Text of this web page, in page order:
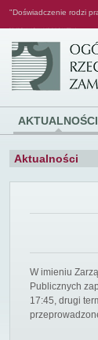
"Doświadczenie rodzi
AKTUALNOŚCI
Aktualności
W imieniu
Publicznych
17:45, drugi